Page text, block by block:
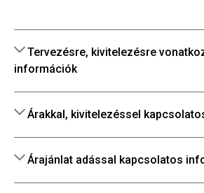
Tervezésre, kivitelezésre
információk
Árakkal, kivitelezéssel
Árajánlat adással kapcsolatos